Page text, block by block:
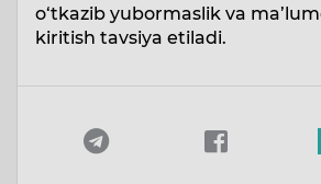
o‘tkazib yubormaslik va
kiritish tavsiya etiladi.